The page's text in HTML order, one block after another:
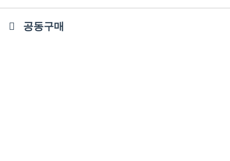
공동구매